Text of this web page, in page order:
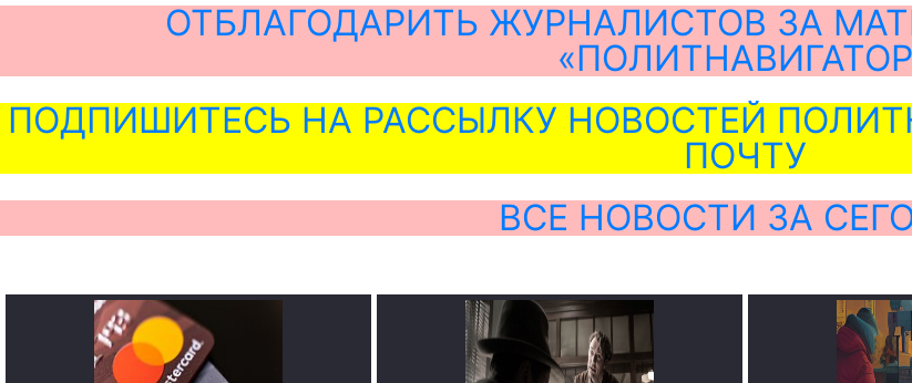
ОТБЛАГОДАРИТЬ ЖУРНАЛИСТОВ ЗА
ПОДПИШИТЕСЬ НА РАССЫЛКУ НОВОСТЕЙ
ПОЧТУ
ВСЕ НОВОСТИ ЗА